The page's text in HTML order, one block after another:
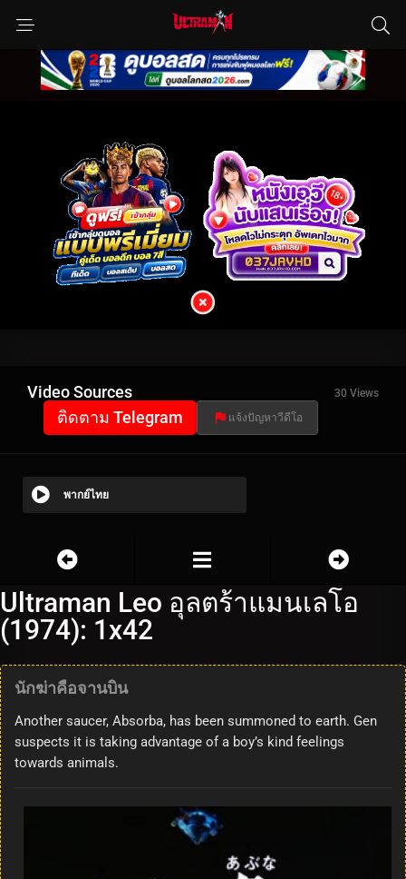
Video Sources 30 Views
ติดตาม Telegram แจ้งปัญหาวีดีโอ
พากย์ไทย
Ultraman Leo อุลตร้าแมนเลโอ
(1974): 1x42
นักฆ่าคือจานบิน
Another saucer, Absorba, has been summoned to earth. Gen
suspects it is taking advantage of a boy’s kind feelings
towards animals.